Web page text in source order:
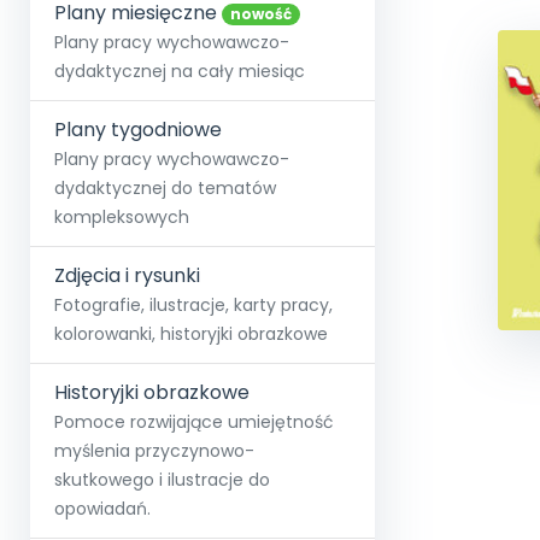
Społeczność
+48 12 631 04 10
kontakt@blizejprzedszkola.pl
O miesięczniku
Strona główna
Strefy,
O Akademii
Akademia
Poznaj pakiet MAX
Testuj przez 7 dni
E-
Pełen
Wszystkie projekty
Skontaktuj się
Dodaj wpis
Plany miesięczne nowość
Plany pracy wychowawczo-
dydaktycznej na cały miesiąc
Plany tygodniowe
Plany pracy wychowawczo-
dydaktycznej do tematów
kompleksowych
Zdjęcia i rysunki
Fotografie, ilustracje, karty pracy,
kolorowanki, historyjki obrazkowe
Historyjki obrazkowe
Pomoce rozwijające umiejętność
myślenia przyczynowo-
skutkowego i ilustracje do
opowiadań.